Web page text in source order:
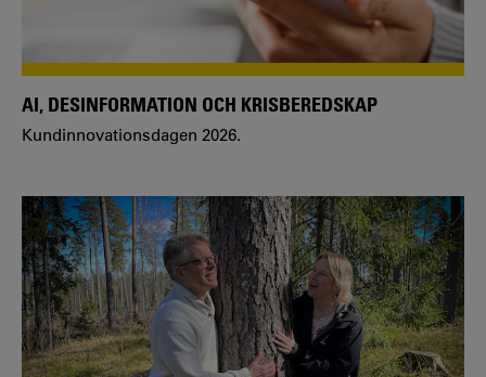
AI, DESINFORMATION OCH KRISBEREDSKAP
Kundinnovationsdagen 2026.